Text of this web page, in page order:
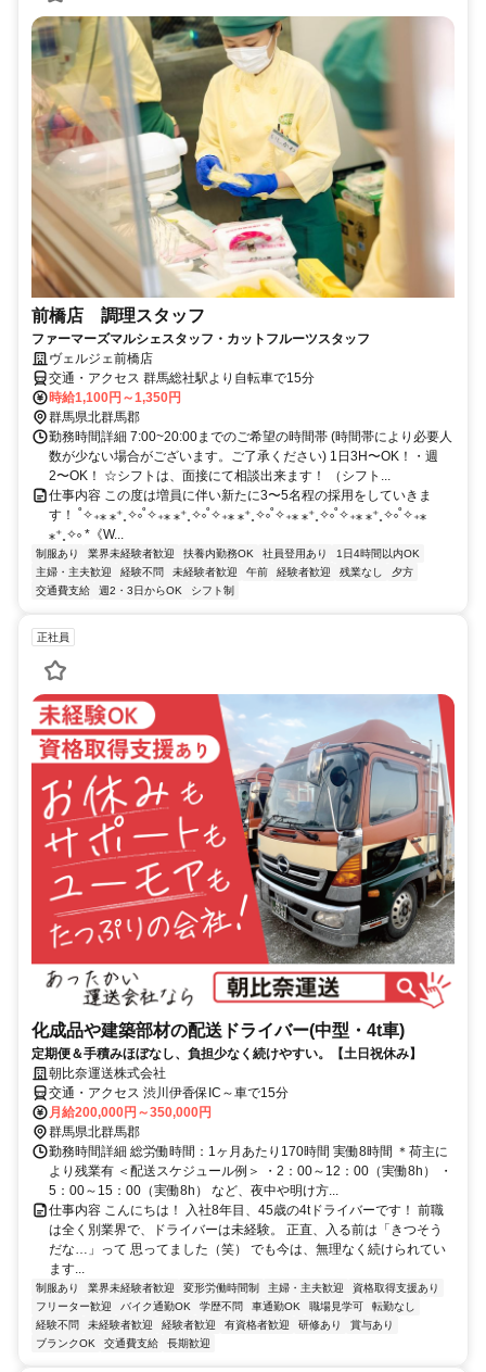
前橋店 調理スタッフ
ファーマーズマルシェスタッフ・カットフルーツスタッフ
ヴェルジェ前橋店
交通・アクセス 群馬総社駅より自転車で15分
時給1,100円～1,350円
群馬県北群馬郡
勤務時間詳細 7:00~20:00までのご希望の時間帯 (時間帯により必要人
数が少ない場合がございます。ご了承ください) 1日3H〜OK！・週
2〜OK！ ☆シフトは、面接にて相談出来ます！ （シフト...
仕事内容 この度は増員に伴い新たに3〜5名程の採用をしていきま
す！ ˚✧₊⁎ ⁎⁺˳✧༚˚✧₊⁎ ⁎⁺˳✧༚˚✧₊⁎ ⁎⁺˳✧༚˚✧₊⁎ ⁎⁺˳✧༚˚✧₊⁎ ⁎⁺˳✧༚˚✧₊⁎
⁎⁺˳✧༚ *《W...
制服あり 業界未経験者歓迎 扶養内勤務OK 社員登用あり
1日4時間以内OK
主婦・主夫歓迎
経験不問 未経験者歓迎 午前 経験者歓迎 残業なし
夕方
交通費支給
週2・3日からOK シフト制
正社員
化成品や建築部材の配送ドライバー(中型・4t車)
定期便＆手積みほぼなし、負担少なく続けやすい。【土日祝休み】
朝比奈運送株式会社
交通・アクセス 渋川伊香保IC～車で15分
月給200,000円～350,000円
群馬県北群馬郡
勤務時間詳細 総労働時間：1ヶ月あたり170時間 実働8時間 ＊荷主に
より残業有 ＜配送スケジュール例＞ ・2：00～12：00（実働8h） ・
5：00～15：00（実働8h） など、夜中や明け方...
仕事内容 こんにちは！ 入社8年目、45歳の4tドライバーです！ 前職
は全く別業界で、ドライバーは未経験。 正直、入る前は「きつそう
だな…」って 思ってました（笑） でも今は、無理なく続けられてい
ます...
制服あり 業界未経験者歓迎 変形労働時間制 主婦・主夫歓迎
資格取得支援あり
フリーター歓迎
バイク通勤OK 学歴不問 車通勤OK 職場見学可
転勤なし
経験不問
未経験者歓迎 経験者歓迎 有資格者歓迎 研修あり
賞与あり
ブランクOK
交通費支給 長期歓迎